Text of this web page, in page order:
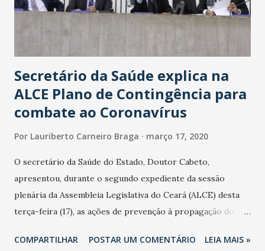
Secretário da Saúde explica na
ALCE Plano de Contingência para
combate ao Coronavírus
Por Lauriberto Carneiro Braga março 17, 2020
O secretário da Saúde do Estado, Doutor Cabeto,
apresentou, durante o segundo expediente da sessão
plenária da Assembleia Legislativa do Ceará (ALCE) desta
terça-feira (17), as ações de prevenção à propagação do
adotadas pelo Governo do Estado na contenção da
COMPARTILHAR POSTAR UM COMENTÁRIO LEIA MAIS »